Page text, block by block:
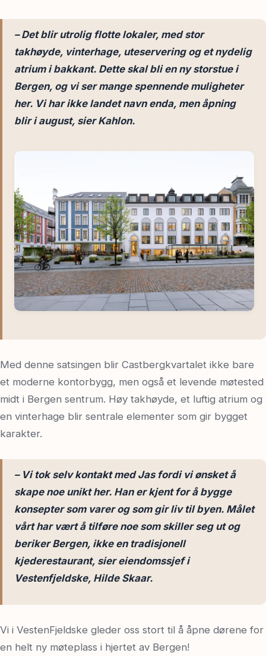
– Det blir utrolig flotte lokaler, med stor
takhøyde, vinterhage, uteservering og et nydelig
atrium i bakkant. Dette skal bli en ny storstue i
Bergen, og vi ser mange spennende muligheter
her. Vi har ikke landet navn enda, men åpning
blir i august, sier Kahlon.
Med denne satsingen blir Castbergkvartalet ikke bare
et moderne kontorbygg, men også et levende møtested
midt i Bergen sentrum. Høy takhøyde, et luftig atrium og
en vinterhage blir sentrale elementer som gir bygget
karakter.
– Vi tok selv kontakt med Jas fordi vi ønsket å
skape noe unikt her. Han er kjent for å bygge
konsepter som varer og som gir liv til byen. Målet
vårt har vært å tilføre noe som skiller seg ut og
beriker Bergen, ikke en tradisjonell
kjederestaurant, sier eiendomssjef i
Vestenfjeldske, Hilde Skaar.
Vi i VestenFjeldske gleder oss stort til å åpne dørene for
en helt ny møteplass i hjertet av Bergen!